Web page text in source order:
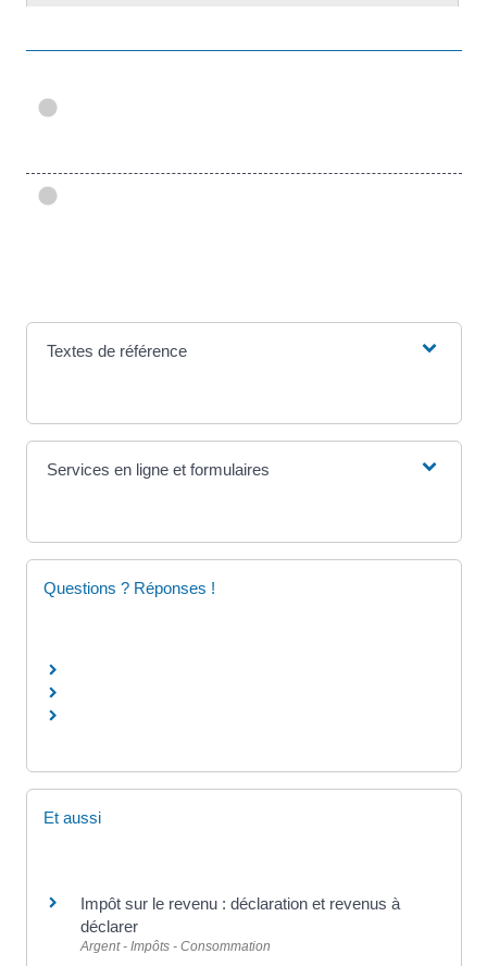
Textes de référence
Services en ligne et formulaires
Questions ? Réponses !
Et aussi
Impôt sur le revenu : déclaration et revenus à
déclarer
Argent - Impôts - Consommation